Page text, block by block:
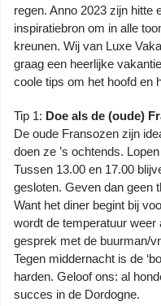
regen. Anno 2023 zijn hitte
inspiratiebron om in alle
kreunen. Wij van Luxe
graag een heerlijke
coole tips om het hoofd en
Tip 1: Doe als de (oude)
De oude Fransozen zijn
doen ze ’s ochtends.
Tussen 13.00 en 17.00
gesloten. Geven dan geen
Want het diner begint bij
wordt de temperatuur weer
gesprek met de buurman/
Tegen middernacht is de
harden. Geloof ons: al
succes in de Dordogne.